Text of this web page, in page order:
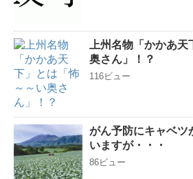
上州名物「かかあ
奥さん」！？
116ビュー
がん予防にキャベツ
いますが・・・
86ビュー